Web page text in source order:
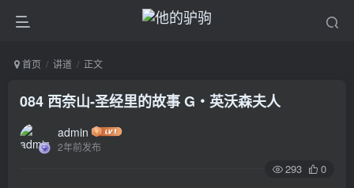
首页 讲道 正文
084 西奈山-圣经里的故事 G‧英沃森夫人
admin
2年前发布
293 0